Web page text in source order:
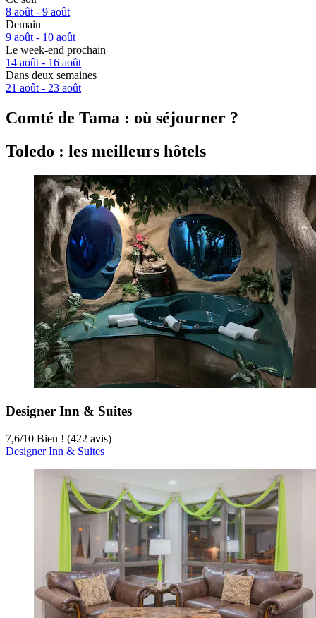
8 août - 9 août
Demain
9 août - 10 août
Le week-end prochain
14 août - 16 août
Dans deux semaines
21 août - 23 août
Comté de Tama : où séjourner ?
Toledo : les meilleurs hôtels
Designer Inn & Suites
7,6/10 Bien ! (422 avis)
Designer Inn & Suites